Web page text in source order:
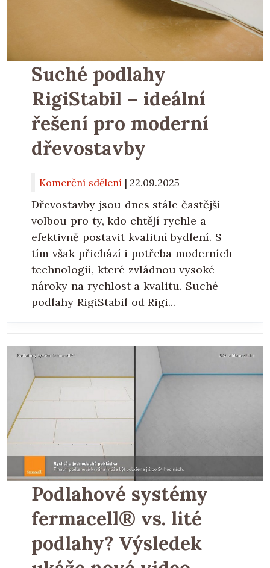
Suché podlahy
RigiStabil – ideální
řešení pro moderní
dřevostavby
Komerční sdělení | 22.09.2025
Dřevostavby jsou dnes stále častější
volbou pro ty, kdo chtějí rychle a
efektivně postavit kvalitní bydlení. S
tím však přichází i potřeba moderních
technologií, které zvládnou vysoké
nároky na rychlost a kvalitu. Suché
podlahy RigiStabil od Rigi...
Podlahové systémy
fermacell® vs. lité
podlahy? Výsledek